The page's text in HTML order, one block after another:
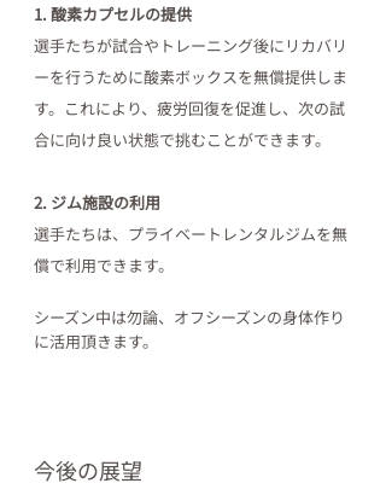
1. 酸素カプセルの提供
選手たちが試合やトレーニング後にリカバリ
ーを行うために酸素ボックスを無償提供しま
す。これにより、疲労回復を促進し、次の試
合に向け良い状態で挑むことができます。
2. ジム施設の利用
選手たちは、プライベートレンタルジムを無
償で利用できます。
シーズン中は勿論、オフシーズンの身体作り
に活用頂きます。
今後の展望